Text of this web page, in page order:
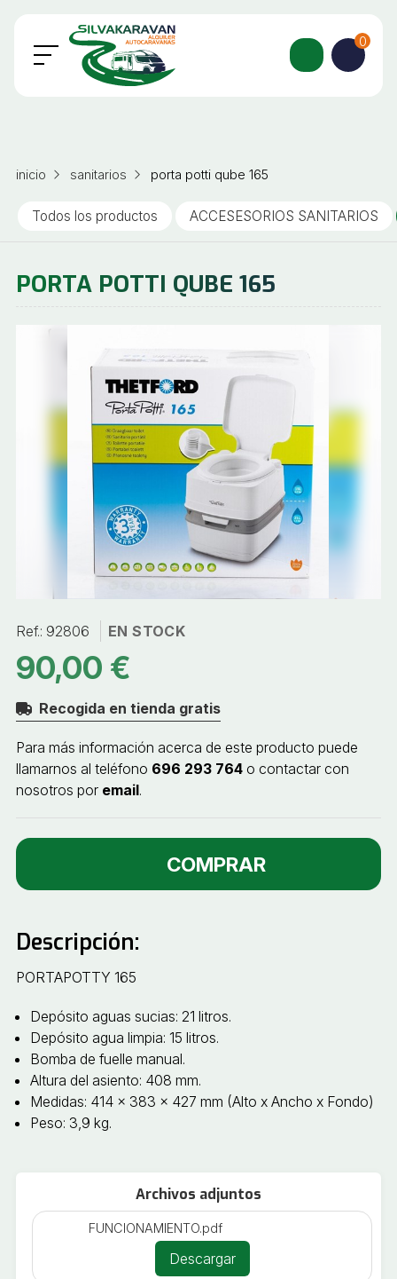
0
inicio sanitarios porta potti qube 165
Todos los productos ACCESESORIOS SANITARIOS
PORTA POTTI QUBE 165
Ref.: 92806 EN STOCK
90,00 €
Recogida en tienda gratis
Para más información acerca de este producto puede
llamarnos al teléfono 696 293 764o contactar con
nosotros por email.
COMPRAR
Descripción:
PORTAPOTTY 165
Depósito aguas sucias: 21 litros.
Depósito agua limpia: 15 litros.
Bomba de fuelle manual.
Altura del asiento: 408 mm.
Medidas: 414 x 383 x 427 mm (Alto x Ancho x Fondo)
Peso: 3,9 kg.
Archivos adjuntos
FUNCIONAMIENTO.pdf
Descargar